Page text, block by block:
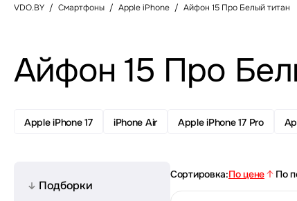
VDO.BY / Смартфоны / Apple iPhone / Айфон 15 Про Белый титан
Айфон 15 Про
Apple iPhone 17 iPhone Air Apple iPhone 17 Pro
Подборки
Сортировка:По цене По